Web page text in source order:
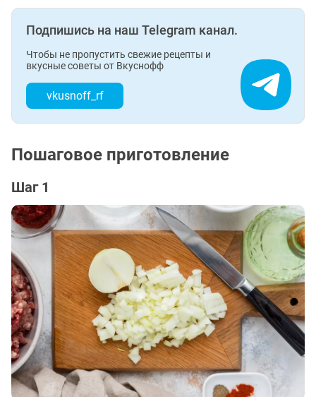
Подпишись на наш Telegram канал.
Чтобы не пропустить свежие рецепты и
вкусные советы от Вкуснофф
vkusnoff_rf
Пошаговое приготовление
Шаг 1